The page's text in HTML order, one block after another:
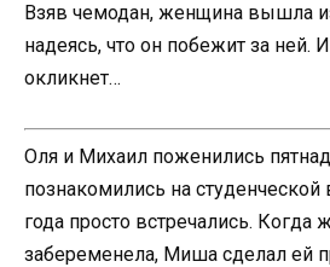
Взяв чемодан, женщина вышла
надеясь, что он побежит за ней.
окликнет…
Оля и Михаил поженились
познакомились на студенческой
года просто встречались. Когда
забеременела, Миша сделал ей